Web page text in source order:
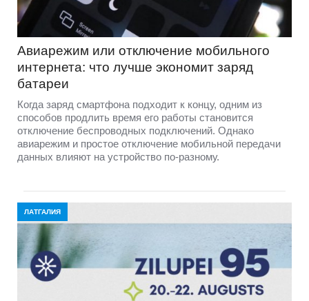
Авиарежим или отключение мобильного
интернета: что лучше экономит заряд
батареи
Когда заряд смартфона подходит к концу, одним из
способов продлить время его работы становится
отключение беспроводных подключений. Однако
авиарежим и простое отключение мобильной передачи
данных влияют на устройство по-разному.
ЛАТГАЛИЯ